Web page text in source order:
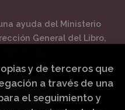
ayuda del Ministerio
General del Libro,
y de terceros que
a través de una
el seguimiento y